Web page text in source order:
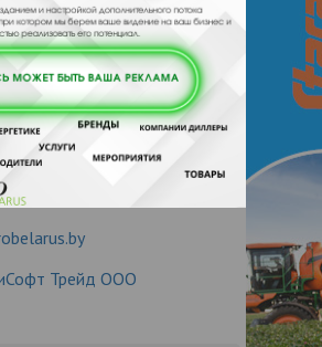
для Беларуси".
30.06.2026 570
Трейд ООО